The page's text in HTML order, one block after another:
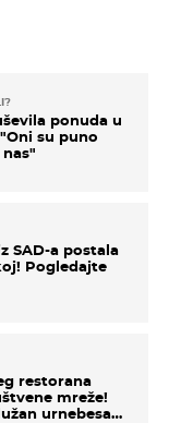
ponuda u
su puno
SAD-a postala
Pogledajte
restorana
mreže!
urnebesan